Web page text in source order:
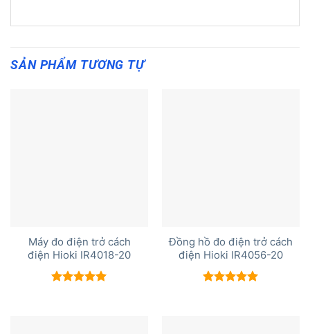
SẢN PHẨM TƯƠNG TỰ
Máy đo điện trở cách
điện Hioki IR4018-20
Đồng hồ đo điện trở cách
điện Hioki IR4056-20